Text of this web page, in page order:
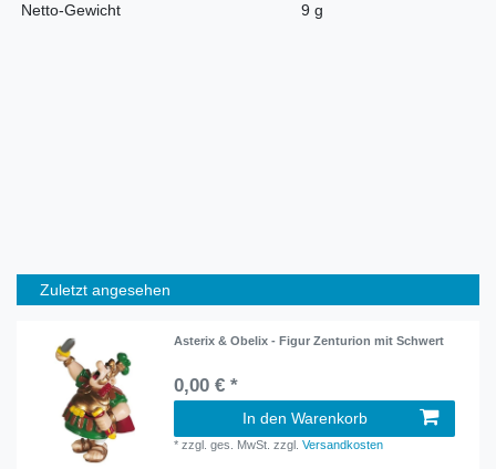
Netto-Gewicht
9 g
Zuletzt angesehen
Asterix & Obelix - Figur Zenturion mit Schwert
0,00 € *
In den Warenkorb
*zzgl. ges. MwSt. zzgl.Versandkosten